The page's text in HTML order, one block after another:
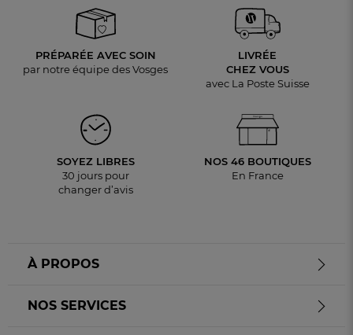
PRÉPARÉE AVEC SOIN
par notre équipe des Vosges
LIVRÉE
CHEZ VOUS
avec La Poste Suisse
SOYEZ LIBRES
30 jours pour
changer d’avis
NOS 46 BOUTIQUES
En France
À PROPOS
NOS SERVICES